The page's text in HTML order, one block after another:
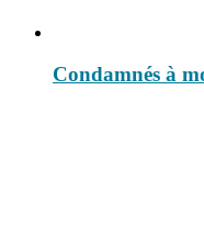
Condamnés à